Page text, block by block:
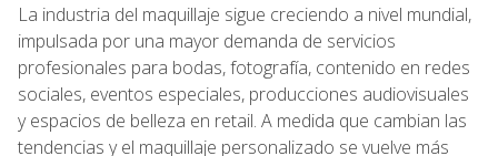
La industria del maquillaje sigue creciendo a nivel mundial,
impulsada por una mayor demanda de servicios
profesionales para bodas, fotografía, contenido en redes
sociales, eventos especiales, producciones audiovisuales
y espacios de belleza en retail. A medida que cambian las
tendencias y el maquillaje personalizado se vuelve más